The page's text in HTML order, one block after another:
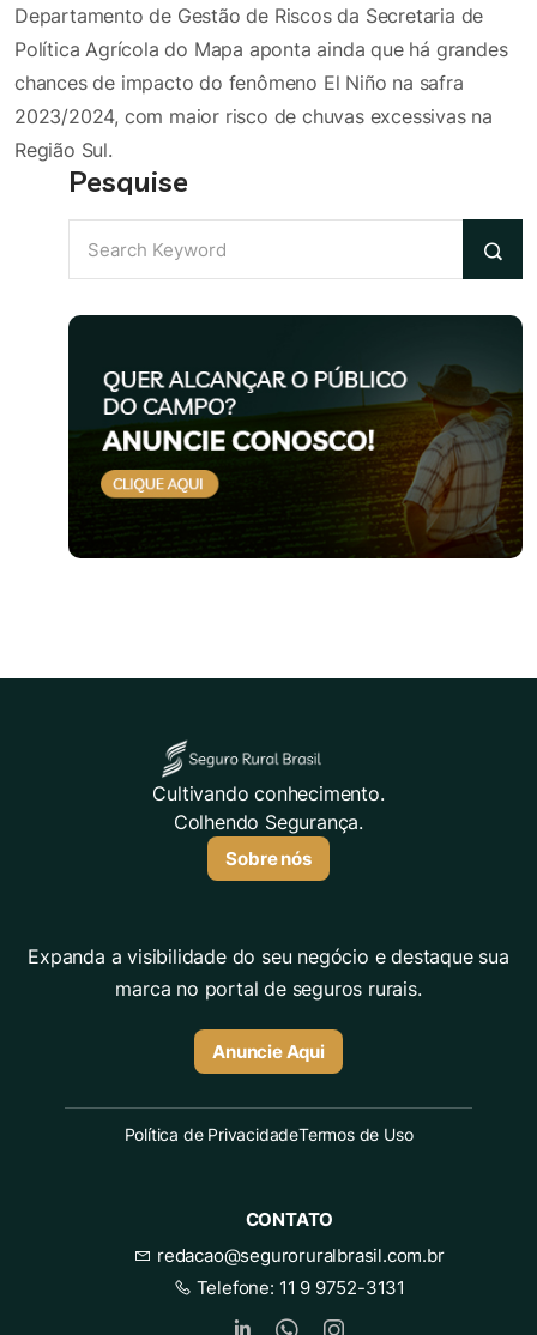
Departamento de Gestão de Riscos da Secretaria de
Política Agrícola do Mapa aponta ainda que há grandes
chances de impacto do fenômeno El Niño na safra
2023/2024, com maior risco de chuvas excessivas na
Região Sul.
Pesquise
Cultivando conhecimento.
Colhendo Segurança.
Sobre nós
Expanda a visibilidade do seu negócio e destaque sua
marca no portal de seguros rurais.
Anuncie Aqui
Política de PrivacidadeTermos de Uso
CONTATO
redacao@seguroruralbrasil.com.br
Telefone: 11 9 9752-3131